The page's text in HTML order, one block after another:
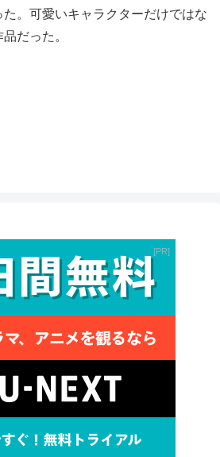
。可愛いキャラクターだけではな
だった。
PR